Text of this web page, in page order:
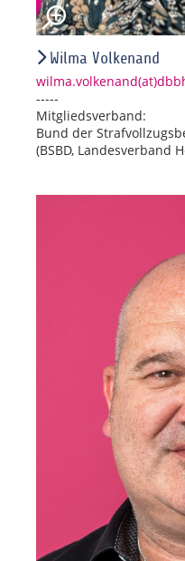
Wilma Volkenand
-----
Mitgliedsverband:
Bund der
(BSBD, Landesverband